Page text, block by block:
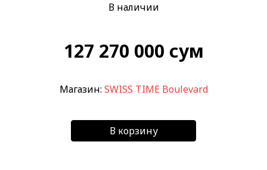
В наличии
127 270 000 сум
Магазин: SWISS TIME Boulevard
В корзину